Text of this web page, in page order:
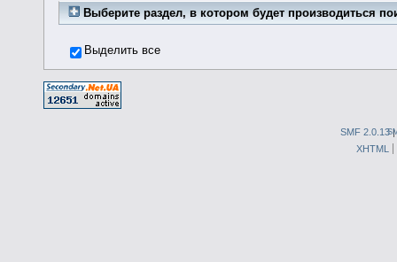
Выберите раздел, в котором будет производиться
Выделить все
SMF 2.0.13|
XHTML